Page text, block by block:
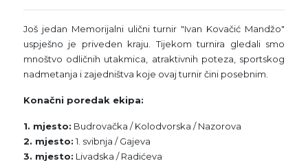
Još jedan Memorijalni ulični turnir "Ivan Kovačić Mandžo"
uspješno je priveden kraju. Tijekom turnira gledali smo
mnoštvo odličnih utakmica, atraktivnih poteza, sportskog
nadmetanja i zajedništva koje ovaj turnir čini posebnim.
Konačni poredak ekipa:
1. mjesto: Budrovačka / Kolodvorska / Nazorova
2. mjesto: 1. svibnja / Gajeva
3. mjesto: Livadska / Radićeva